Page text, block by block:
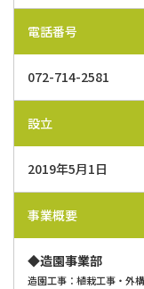
電話番号
072-714-2581
設立
2019年5月1日
事業概要
◆造園事業部
造園工事：植栽工事・外